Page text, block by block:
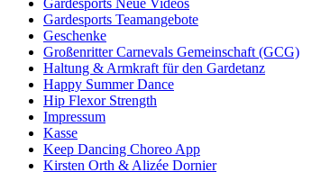
Gardesports Neue Videos
Gardesports Teamangebote
Geschenke
Großenritter Carnevals Gemeinschaft (GCG)
Haltung & Armkraft für den Gardetanz
Happy Summer Dance
Hip Flexor Strength
Impressum
Kasse
Keep Dancing Choreo App
Kirsten Orth & Alizée Dornier